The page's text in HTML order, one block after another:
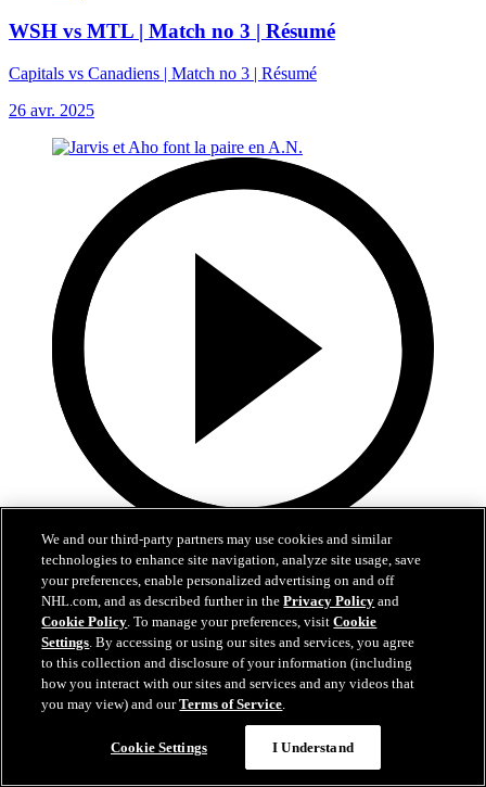
WSH vs MTL | Match no 3 | Résumé
Capitals vs Canadiens | Match no 3 | Résumé
26 avr. 2025
0:35
Jarvis et Aho font la paire en A.N.
CAR@NJD, #3: Jarvis complète un superbe échange avec Aho
26 avr. 2025
We and our third-party partners may use cookies and similar
technologies to enhance site navigation, analyze site usage, save
your preferences, enable personalized advertising on and off
NHL.com, and as described further in thePrivacy Policy and
Cookie Policy. To manage your preferences, visitCookie
Settings. By accessing or using our sites and services, you agree
to this collection and disclosure of your information (including
how you interact with our sites and services and any videos that
you may view) and ourTerms of Service.
Cookie Settings I Understand